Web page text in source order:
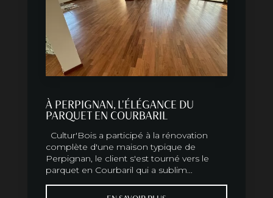
À PERPIGNAN, L'ÉLÉGANCE DU
PARQUET EN COURBARIL
Cultur'Bois a participé à la rénovation
complète d'une maison typique de
Perpignan, le client s'est tourné vers le
parquet en Courbaril qui a sublim...